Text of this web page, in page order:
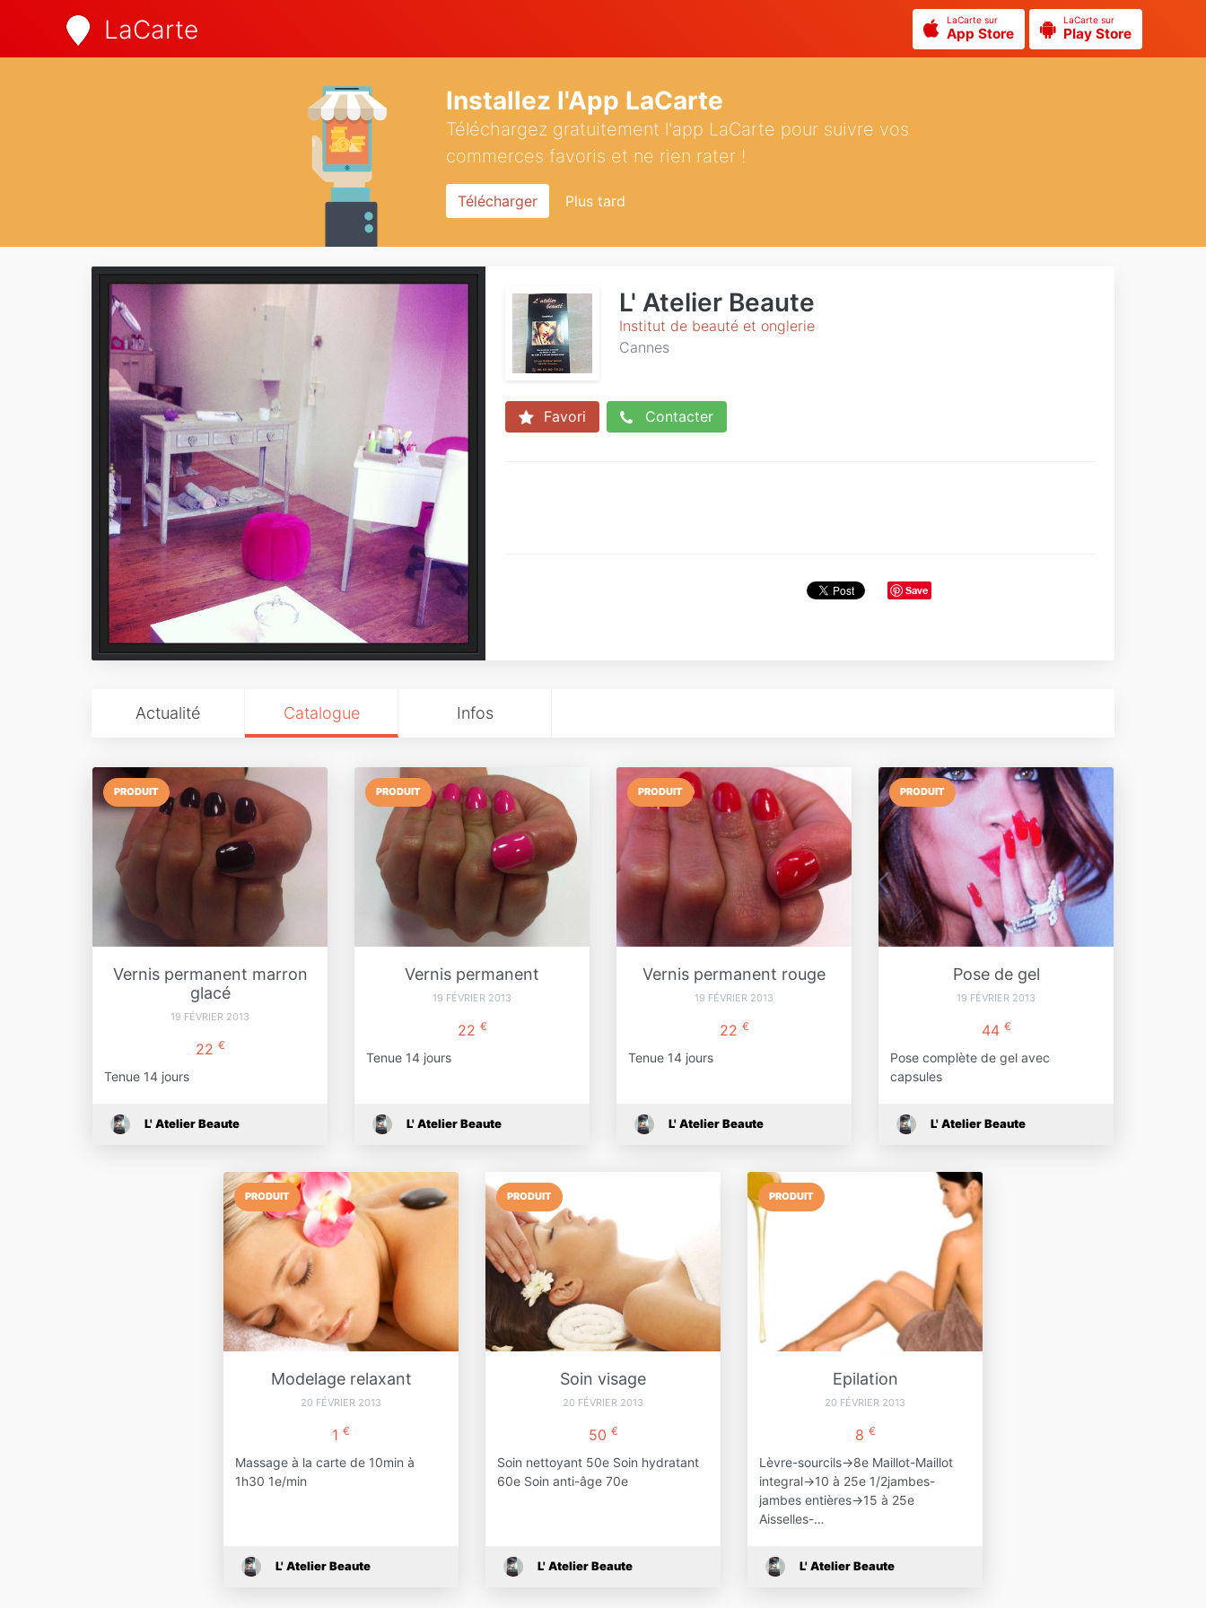
LaCarte LaCarte sur
App Store
LaCarte sur
Play Store
Installez l'App LaCarte
Téléchargez gratuitement l'app LaCarte pour suivre vos
commerces favoris et ne rien rater !
Télécharger Plus tard
L' Atelier Beaute
Institut de beauté et onglerie
Cannes
Favori Contacter
Save
Actualité Catalogue Infos
PRODUIT
Vernis permanent marron
glacé
19 FÉVRIER 2013
22 €
Tenue 14 jours
L' Atelier Beaute
PRODUIT
Vernis permanent
19 FÉVRIER 2013
22 €
Tenue 14 jours
L' Atelier Beaute
PRODUIT
Vernis permanent rouge
19 FÉVRIER 2013
22 €
Tenue 14 jours
L' Atelier Beaute
PRODUIT
Pose de gel
19 FÉVRIER 2013
44 €
Pose complète de gel avec
capsules
L' Atelier Beaute
PRODUIT
Modelage relaxant
20 FÉVRIER 2013
1 €
Massage à la carte de 10min à
1h30 1e/min
L' Atelier Beaute
PRODUIT
Soin visage
20 FÉVRIER 2013
50 €
Soin nettoyant 50e Soin hydratant
60e Soin anti-âge 70e
L' Atelier Beaute
PRODUIT
Epilation
20 FÉVRIER 2013
8 €
Lèvre-sourcils->8e Maillot-Maillot
integral->10 à 25e 1/2jambes-
jambes entières->15 à 25e
Aisselles-…
L' Atelier Beaute